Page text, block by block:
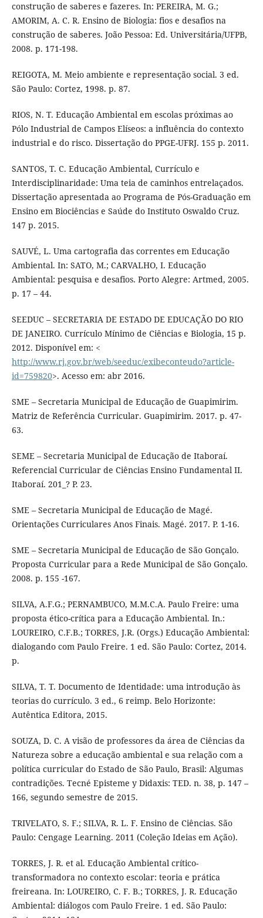
construção de saberes e fazeres. In: PEREIRA, M. G.;
AMORIM, A. C. R. Ensino de Biologia: fios e desafios na
construção de saberes. João Pessoa: Ed. Universitária/UFPB,
2008. p. 171-198.
REIGOTA, M. Meio ambiente e representação social. 3 ed.
São Paulo: Cortez, 1998. p. 87.
RIOS, N. T. Educação Ambiental em escolas próximas ao
Pólo Industrial de Campos Elíseos: a influência do contexto
industrial e do risco. Dissertação do PPGE-UFRJ. 155 p. 2011.
SANTOS, T. C. Educação Ambiental, Currículo e
Interdisciplinaridade: Uma teia de caminhos entrelaçados.
Dissertação apresentada ao Programa de Pós-Graduação em
Ensino em Biociências e Saúde do Instituto Oswaldo Cruz.
147 p. 2015.
SAUVÉ, L. Uma cartografia das correntes em Educação
Ambiental. In: SATO, M.; CARVALHO, I. Educação
Ambiental: pesquisa e desafios. Porto Alegre: Artmed, 2005.
p. 17 – 44.
SEEDUC – SECRETARIA DE ESTADO DE EDUCAÇÃO DO RIO
DE JANEIRO. Currículo Mínimo de Ciências e Biologia, 15 p.
2012. Disponível em: <
http://www.rj.gov.br/web/seeduc/exibeconteudo?article-
id=759820>. Acesso em: abr 2016.
SME – Secretaria Municipal de Educação de Guapimirim.
Matriz de Referência Curricular. Guapimirim. 2017. p. 47-
63.
SEME – Secretaria Municipal de Educação de Itaboraí.
Referencial Curricular de Ciências Ensino Fundamental II.
Itaboraí. 201_? P. 23.
SME – Secretaria Municipal de Educação de Magé.
Orientações Curriculares Anos Finais. Magé. 2017. P. 1-16.
SME – Secretaria Municipal de Educação de São Gonçalo.
Proposta Curricular para a Rede Municipal de São Gonçalo.
2008. p. 155 -167.
SILVA, A.F.G.; PERNAMBUCO, M.M.C.A. Paulo Freire: uma
proposta ético-crítica para a Educação Ambiental. In.:
LOUREIRO, C.F.B.; TORRES, J.R. (Orgs.) Educação Ambiental:
dialogando com Paulo Freire. 1 ed. São Paulo: Cortez, 2014.
p.
SILVA, T. T. Documento de Identidade: uma introdução às
teorias do currículo. 3 ed., 6 reimp. Belo Horizonte:
Autêntica Editora, 2015.
SOUZA, D. C. A visão de professores da área de Ciências da
Natureza sobre a educação ambiental e sua relação com a
política curricular do Estado de São Paulo, Brasil: Algumas
contradições. Tecné Episteme y Didaxis: TED. n. 38, p. 147 –
166, segundo semestre de 2015.
TRIVELATO, S. F.; SILVA, R. L. F. Ensino de Ciências. São
Paulo: Cengage Learning. 2011 (Coleção Ideias em Ação).
TORRES, J. R. et al. Educação Ambiental crítico-
transformadora no contexto escolar: teoria e prática
freireana. In: LOUREIRO, C. F. B.; TORRES, J. R. Educação
Ambiental: diálogos com Paulo Freire. 1 ed. São Paulo: